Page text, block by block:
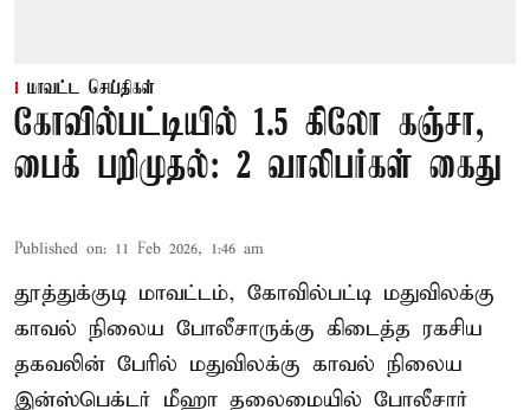
மாவட்ட செய்திகள்
கோவில்பட்டியில் 1.5 கிலோ கஞ்சா,
பைக் பறிமுதல்: 2 வாலிபர்கள் கைது
Published on: 11 Feb 2026, 1:46 am
தூத்துக்குடி மாவட்டம், கோவில்பட்டி மதுவிலக்கு
காவல் நிலைய போலீசாருக்கு கிடைத்த ரகசிய
தகவலின் பேரில் மதுவிலக்கு காவல் நிலைய
இன்ஸ்பெக்டர் மீஹா தலைமையில் போலீசார்